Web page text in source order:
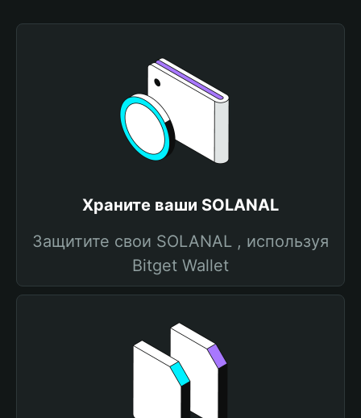
Храните ваши SOLANAL
Защитите свои SOLANAL , используя
Bitget Wallet